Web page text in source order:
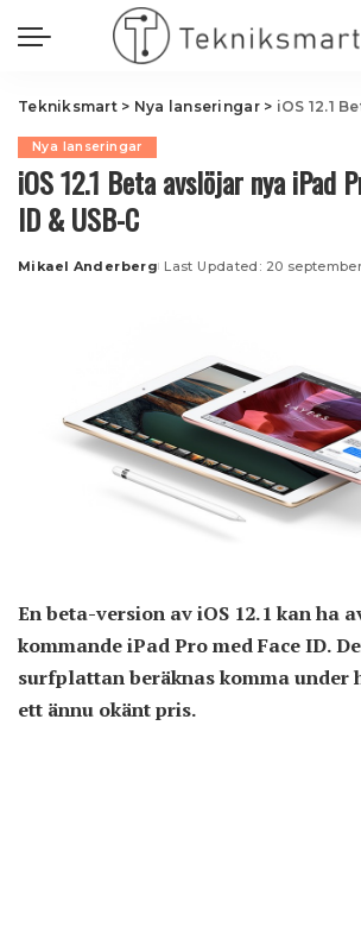
Tekniksmart> Nya lanseringar> iOS 12.1 Beta
Nya lanseringar
iOS 12.1 Beta avslöjar nya iPad
ID & USB-C
Posted
Mikael Anderberg Last Updated: 20
En beta-version av iOS 12.1 kan ha
kommande iPad Pro med Face ID.
surfplattan beräknas komma under
ett ännu okänt pris.